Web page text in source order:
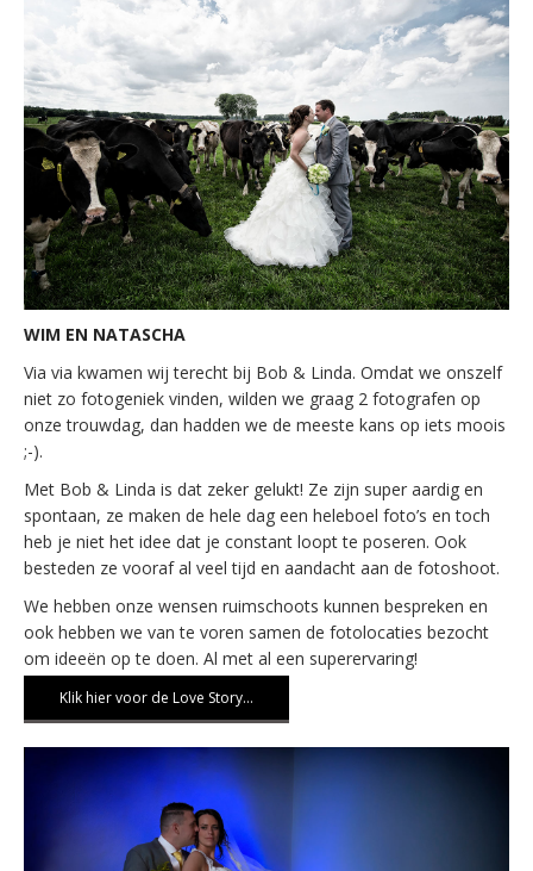
WIM EN NATASCHA
Via via kwamen wij terecht bij Bob & Linda. Omdat we onszelf
niet zo fotogeniek vinden, wilden we graag 2 fotografen op
onze trouwdag, dan hadden we de meeste kans op iets moois
;-).
Met Bob & Linda is dat zeker gelukt! Ze zijn super aardig en
spontaan, ze maken de hele dag een heleboel foto’s en toch
heb je niet het idee dat je constant loopt te poseren. Ook
besteden ze vooraf al veel tijd en aandacht aan de fotoshoot.
We hebben onze wensen ruimschoots kunnen bespreken en
ook hebben we van te voren samen de fotolocaties bezocht
om ideeën op te doen. Al met al een superervaring!
Klik hier voor de Love Story…